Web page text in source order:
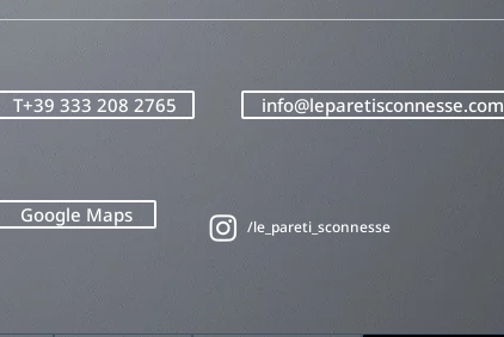
T+39 333 208 2765 info@leparetisconnesse.com
Google Maps
/le_pareti_sconnesse